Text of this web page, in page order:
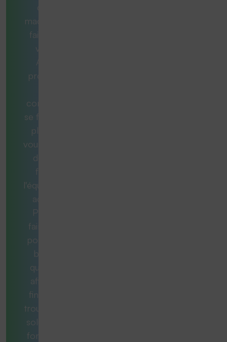
quelle
machine est
faite pour
vous ?
Aucun
problème.
consultants
se feront un
plaisir de
vous aider et
de vous
fournir
l'équipement
adéquat.
Pour ce
faire, nous
posons les
bonnes
questions
afin qu'au
final, vous
trouviez une
solution qui
fonctionne